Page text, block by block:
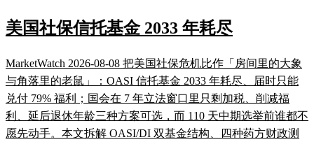
美国社保信托基金 2033 年耗尽
MarketWatch 2026-08-08 把美国社保危机比作「房间里的大象
与角落里的老鼠」：OASI 信托基金 2033 年耗尽、届时只能
兑付 79% 福利；国会在 7 年立法窗口里只剩加税、削减福
利、延后退休年龄三种方案可选，而 110 天中期选举前谁都不
愿先动手。本文拆解 OASI/DI 双基金结构、四种药方财政测